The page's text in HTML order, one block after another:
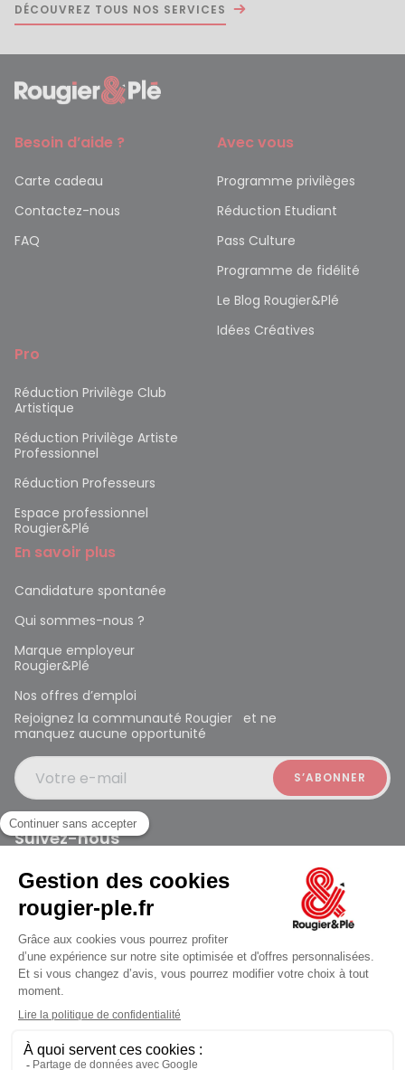
jusqu'au Lundi à 10:00
DÉCOUVREZ TOUS NOS SERVICES
Besoin d’aide ?
Carte cadeau
Contactez-nous
FAQ
Avec vous
Programme privilèges
Réduction Etudiant
Pass Culture
Programme de fidélité
Le Blog Rougier&Plé
Idées Créatives
Pro
Réduction Privilège Club
Artistique
Réduction Privilège Artiste
Professionnel
Réduction Professeurs
Espace professionnel
Rougier&Plé
En savoir plus
Candidature spontanée
Qui sommes-nous ?
Marque employeur
Rougier&Plé
Nos offres d’emploi
Rejoignez la communauté Rougier et ne
manquez aucune opportunité
Votre e-mail
Suivez-nous
Rougier et Plé 2024 Copyright
Mentions légales
Conditions générales des ventes